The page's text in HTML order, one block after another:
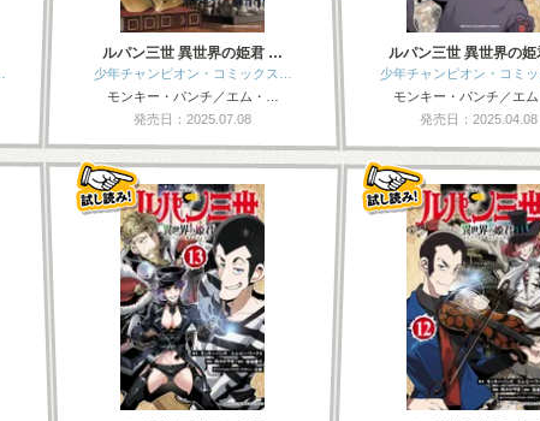
ルパン三世 異世界の姫君 …
少年チャンピオン・コミックス…
モンキー・パンチ／エム・…
発売日：2025.07.08
ルパン三世 異世界の
少年チャンピオン・コミッ
モンキー・パンチ／エム
発売日：2025.04.08